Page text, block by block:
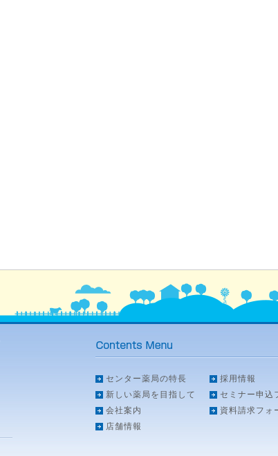
センター薬局の特長
新しい薬局を目指して
会社案内
店舗情報
採用情報
セミナー申込
資料請求フォ